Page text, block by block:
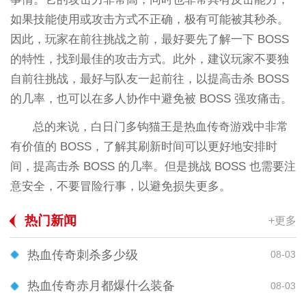
如果技能使用或攻击方式不正确，极有可能被其秒杀。
因此，玩家在前往挑战之前，最好要先了解一下 BOSS
的特性，找到最佳的攻击方式。此外，建议玩家不要独
自前往挑战，最好与队友一起前往，以提高击杀 BOSS
的几率，也可以在多人协作中避免被 BOSS 强攻痛击。
总的来说，白日门多钩猫王是热血传奇游戏中非常
有价值的 BOSS，了解其刷新时间可以更好地安排时
间，提高击杀 BOSS 的几率。但是挑战 BOSS 也需要注
意安全，不要冒险行事，以避免损失更多。
热门新闻 +更多
热血传奇刺杀多少级 08-03
热血传奇赤月都爆什么装备 08-03